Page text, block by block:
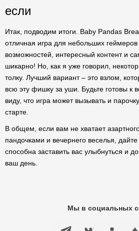
если
Итак, подводим итоги. Baby Pandas
отличная игра для небольших
возможностей, интересный контент и
шикарно! Но, как я уже говорил,
толку. Лучший вариант – это взлом,
всю эту фишку за уши. Будьте готовы к
виду, что игра может вызывать и
старте.
В общем, если вам не хватает
пандочками и вечернего веселья,
способна заставить вас улыбнуться и
ваш день.
Мы в социальных